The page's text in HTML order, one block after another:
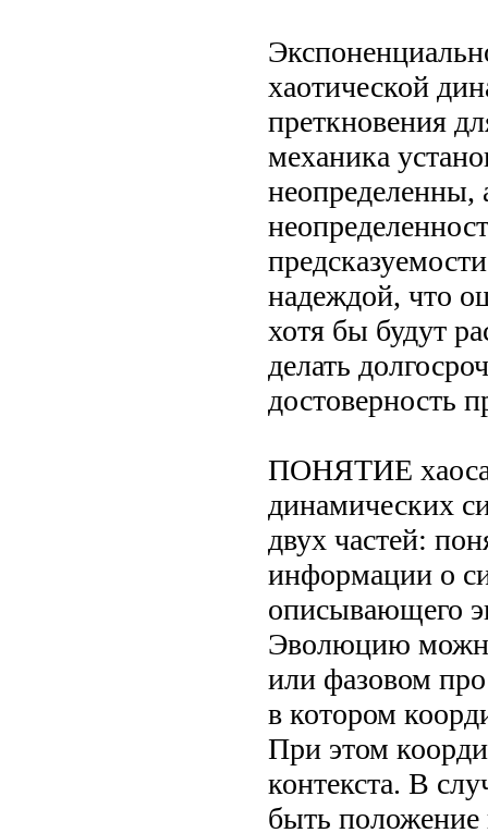
хаотической
преткновения
механика
неопределенны,
надеждой, что
хотя бы будут
делать
достоверность
ПОНЯТИЕ хаоса
динамических
двух частей:
информации о
описывающего
Эволюцию
или фазовом
в котором
При этом
контекста. В
быть положение